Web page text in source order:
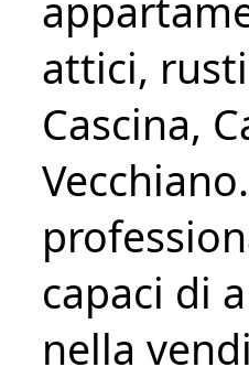
attici,
Cascina,
capaci di
nella